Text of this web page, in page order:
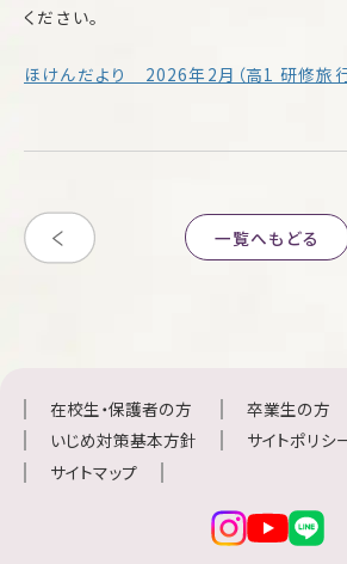
ください。
ほけんだより 2026年2月（高1 研修旅
一覧へもどる
在校生・保護者の方 卒業生の方
いじめ対策基本方針
サイトポリシ
サイトマップ